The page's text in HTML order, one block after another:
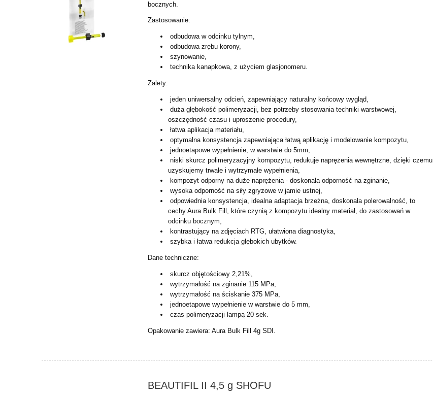
bocznych.
Zastosowanie:
odbudowa w odcinku tylnym,
odbudowa zrębu korony,
szynowanie,
technika kanapkowa, z użyciem glasjonomeru.
Zalety:
jeden uniwersalny odcień, zapewniający naturalny końcowy wygląd,
duża głębokość polimeryzacji, bez potrzeby stosowania techniki warstwowej,
oszczędność czasu i uproszenie procedury,
łatwa aplikacja materiału,
optymalna konsystencja zapewniająca łatwą aplikację i modelowanie kompozytu,
jednoetapowe wypełnienie, w warstwie do 5mm,
niski skurcz polimeryzacyjny kompozytu, redukuje naprężenia wewnętrzne, dzięki czemu
uzyskujemy trwałe i wytrzymałe wypełnienia,
kompozyt odporny na duże naprężenia - doskonała odporność na zginanie,
wysoka odporność na siły zgryzowe w jamie ustnej,
odpowiednia konsystencja, idealna adaptacja brzeżna, doskonała polerowalność, to
cechy Aura Bulk Fill, które czynią z kompozytu idealny materiał, do zastosowań w
odcinku bocznym,
kontrastujący na zdjęciach RTG, ułatwiona diagnostyka,
szybka i łatwa redukcja głębokich ubytków.
Dane techniczne:
skurcz objętościowy 2,21%,
wytrzymałość na zginanie 115 MPa,
wytrzymałość na ściskanie 375 MPa,
jednoetapowe wypełnienie w warstwie do 5 mm,
czas polimeryzacji lampą 20 sek.
Opakowanie zawiera: Aura Bulk Fill 4g SDI.
BEAUTIFIL II 4,5 g SHOFU